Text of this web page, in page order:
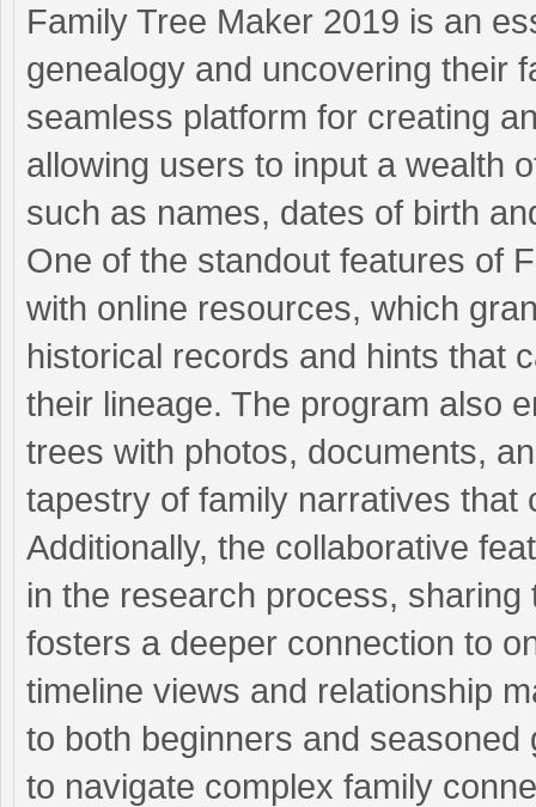
Family Tree Maker 2019 is an
genealogy and uncovering their
seamless platform for creating
allowing users to input a wealth
such as names, dates of birth
One of the standout features of
with online resources, which
historical records and hints that
their lineage. The program also
trees with photos, documents,
tapestry of family narratives
Additionally, the collaborative
in the research process,
fosters a deeper connection to
timeline views and relationship
to both beginners and
to navigate complex family